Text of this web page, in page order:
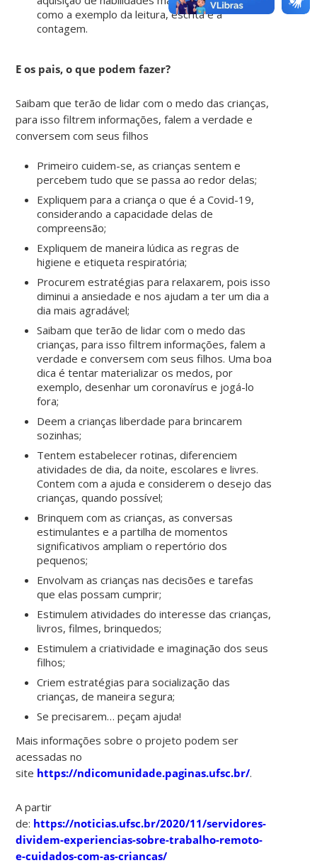
como a exemplo da leitura, escrita e a
contagem.
E os pais, o que podem fazer?
Saibam que terão de lidar com o medo das crianças,
para isso filtrem informações, falem a verdade e
conversem com seus filhos
Primeiro cuidem-se, as crianças sentem e
percebem tudo que se passa ao redor delas;
Expliquem para a criança o que é a Covid-19,
considerando a capacidade delas de
compreensão;
Expliquem de maneira lúdica as regras de
higiene e etiqueta respiratória;
Procurem estratégias para relaxarem, pois isso
diminui a ansiedade e nos ajudam a ter um dia a
dia mais agradável;
Saibam que terão de lidar com o medo das
crianças, para isso filtrem informações, falem a
verdade e conversem com seus filhos. Uma boa
dica é tentar materializar os medos, por
exemplo, desenhar um coronavírus e jogá-lo
fora;
Deem a crianças liberdade para brincarem
sozinhas;
Tentem estabelecer rotinas, diferenciem
atividades de dia, da noite, escolares e livres.
Contem com a ajuda e considerem o desejo das
crianças, quando possível;
Brinquem com as crianças, as conversas
estimulantes e a partilha de momentos
significativos ampliam o repertório dos
pequenos;
Envolvam as crianças nas decisões e tarefas
que elas possam cumprir;
Estimulem atividades do interesse das crianças,
livros, filmes, brinquedos;
Estimulem a criatividade e imaginação dos seus
filhos;
Criem estratégias para socialização das
crianças, de maneira segura;
Se precisarem… peçam ajuda!
Mais informações sobre o projeto podem ser
acessadas no
site https://ndicomunidade.paginas.ufsc.br/.
A partir
de: https://noticias.ufsc.br/2020/11/servidores-
dividem-experiencias-sobre-trabalho-remoto-
e-cuidados-com-as-criancas/